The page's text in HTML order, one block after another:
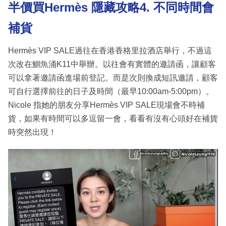
半價買Hermès 隱藏攻略4. 不同時間會
補貨
Hermès VIP SALE過往在香港香格里拉酒店舉行，不過這
次改在鰂魚涌K11中舉辦。以往會有實體的邀請函，讓顧客
可以拿著邀請函進場前登記。而是次則換成短訊邀請，顧客
可自行選擇前往的日子及時間（最早10:00am-5:00pm）。
Nicole 指她的朋友分享Hermès VIP SALE現場會不時補
貨，如果有時間可以多逗留一會，看看有沒有心頭好在補貨
時突然出現！